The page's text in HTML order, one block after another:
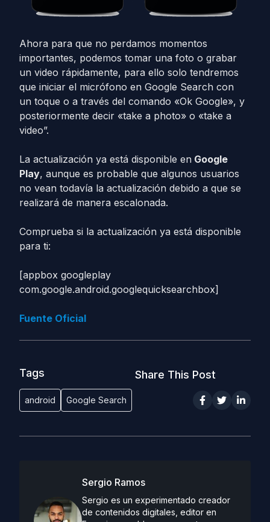
Ahora para que no perdamos momentos
importantes, podemos tomar una foto o grabar
un video rápidamente, para ello solo tendremos
que iniciar el micrófono en Google Search con
un toque o a través del comando «Ok Google», y
posteriormente decir «take a photo» o «take a
video”.
La actualización ya está disponible en Google
Play, aunque es probable que algunos usuarios
no vean todavía la actualización debido a que se
realizará de manera escalonada.
Comprueba si la actualización ya está disponible
para ti:
[appbox googleplay
com.google.android.googlequicksearchbox]
Fuente Oficial
Tags
android Google Search
Share This Post
Sergio Ramos
Sergio es un experimentado creador
de contenidos digitales, editor en